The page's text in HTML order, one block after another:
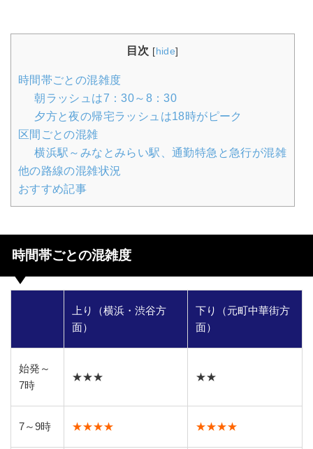
目次 [hide]
時間帯ごとの混雑度
朝ラッシュは7：30～8：30
夕方と夜の帰宅ラッシュは18時がピーク
区間ごとの混雑
横浜駅～みなとみらい駅、通勤特急と急行が混雑
他の路線の混雑状況
おすすめ記事
時間帯ごとの混雑度
上り（横浜・渋谷方
面）
下り（元町中華街方
面）
始発～
7時
★★★ ★★
7～9時 ★★★★ ★★★★